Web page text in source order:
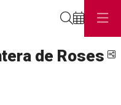
de Roses